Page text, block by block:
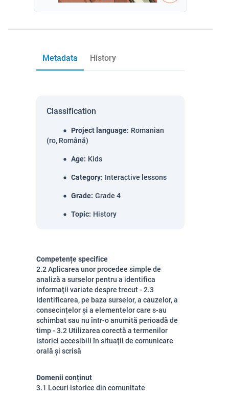
Metadata History
Classification
Project language: Romanian
(ro, Română)
Age: Kids
Category: Interactive lessons
Grade: Grade 4
Topic: History
Competențe specifice
2.2 Aplicarea unor procedee simple de
analiză a surselor pentru a identifica
informații variate despre trecut - 2.3
Identificarea, pe baza surselor, a cauzelor, a
consecințelor și a elementelor care s-au
schimbat sau nu într-o anumită perioadă de
timp - 3.2 Utilizarea corectă a termenilor
istorici accesibili în situații de comunicare
orală și scrisă
Domenii conținut
3.1 Locuri istorice din comunitate